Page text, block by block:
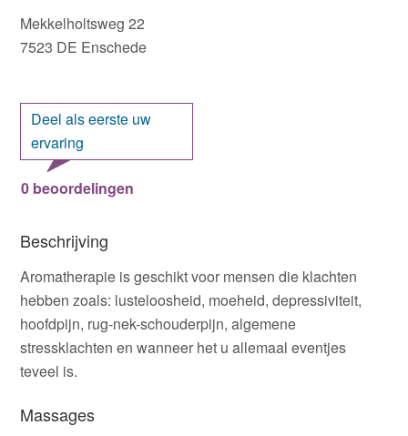
Mekkelholtsweg 22
7523 DE Enschede
Deel als eerste uw
ervaring
0 beoordelingen
Beschrijving
Aromatherapie is geschikt voor mensen die klachten
hebben zoals: lusteloosheid, moeheid, depressiviteit,
hoofdpijn, rug-nek-schouderpijn, algemene
stressklachten en wanneer het u allemaal eventjes
teveel is.
Massages